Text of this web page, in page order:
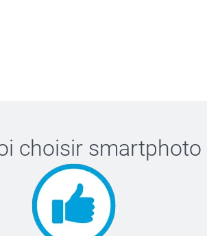
choisir smartphoto